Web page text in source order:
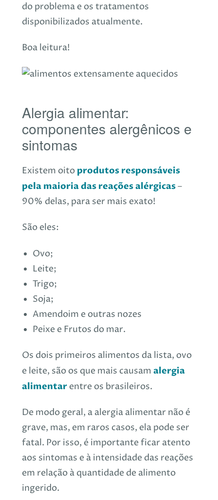
do problema e os tratamentos
disponibilizados atualmente.
Boa leitura!
Alergia alimentar:
componentes alergênicos e
sintomas
Existem oito produtos responsáveis
pela maioria das reações alérgicas–
90% delas, para ser mais exato!
São eles:
Ovo;
Leite;
Trigo;
Soja;
Amendoim e outras nozes
Peixe e Frutos do mar.
Os dois primeiros alimentos da lista, ovo
e leite, são os que mais causam alergia
alimentarentre os brasileiros.
De modo geral, a alergia alimentar não é
grave, mas, em raros casos, ela pode ser
fatal. Por isso, é importante ficar atento
aos sintomas e à intensidade das reações
em relação à quantidade de alimento
ingerido.